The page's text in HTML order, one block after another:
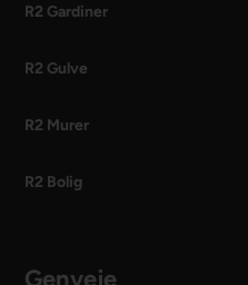
R2 Gardiner
R2 Gulve
R2 Murer
R2 Bolig
Genveje